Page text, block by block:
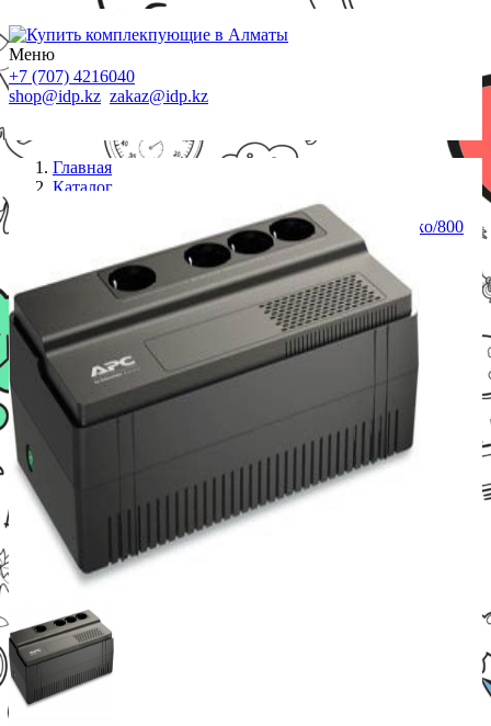
Меню
+7 (707) 4216040
shop@idp.kz zakaz@idp.kz
Главная
Каталог
ИБП APC/BV800I-GR/EASY/Line interactiv/Schuko/800